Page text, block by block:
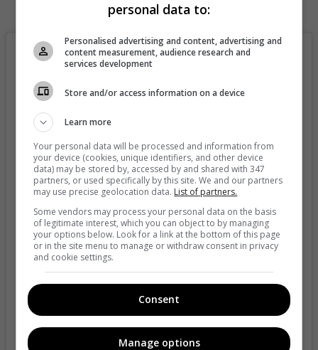
♬ Ha Ha Ha - 𝑷𝒐𝒑𝒆𝒆
View this post on Instagram
personal data to:
Personalised advertising and content, advertising and
content measurement, audience research and
services development
Store and/or access information on a device
Learn more
Your personal data will be processed and information from
your device (cookies, unique identifiers, and other device
data) may be stored by, accessed by and shared with 347
partners, or used specifically by this site. We and our partners
may use precise geolocation data. List of partners.
Some vendors may process your personal data on the basis
of legitimate interest, which you can object to by managing
your options below. Look for a link at the bottom of this page
or in the site menu to manage or withdraw consent in privacy
and cookie settings.
Consent
Manage options